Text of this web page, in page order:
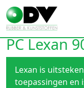
PC Lexan
Lexan is
toepassingen en